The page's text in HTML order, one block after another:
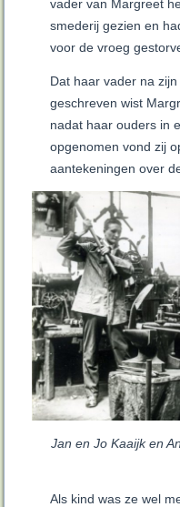
vader van Margreet
smederij gezien en
voor de vroeg
Dat haar vader na
geschreven wist
nadat haar ouders in
opgenomen vond zij
aantekeningen over
Jan en Jo Kaaijk en
Als kind was ze wel